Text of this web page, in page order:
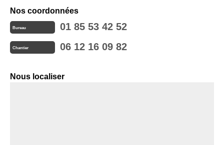
Nos coordonnées
Bureau 01 85 53 42 52
Chantier 06 12 16 09 82
Nous localiser